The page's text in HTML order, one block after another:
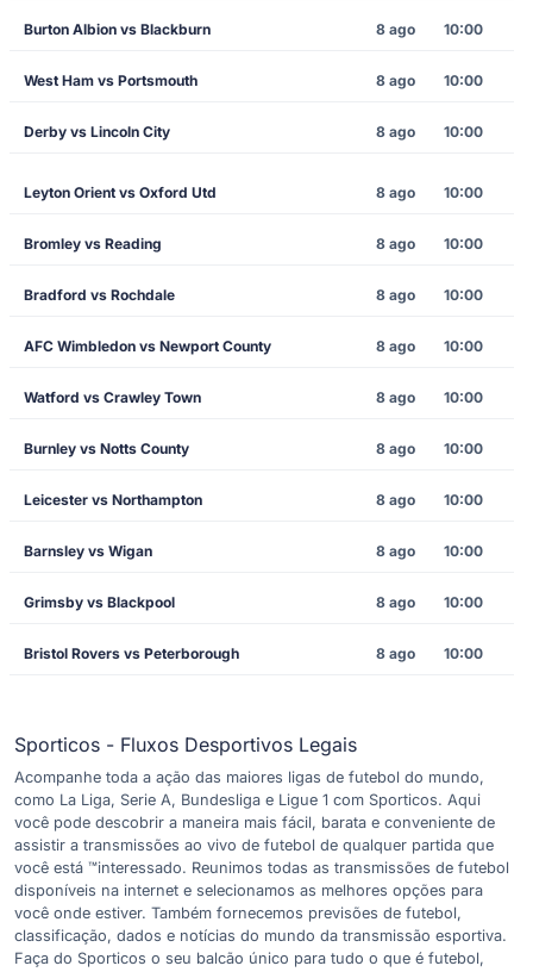
Burton Albion vs Blackburn 8 ago 10:00
West Ham vs Portsmouth 8 ago 10:00
Derby vs Lincoln City 8 ago 10:00
Leyton Orient vs Oxford Utd 8 ago 10:00
Bromley vs Reading 8 ago 10:00
Bradford vs Rochdale 8 ago 10:00
AFC Wimbledon vs Newport County 8 ago 10:00
Watford vs Crawley Town 8 ago 10:00
Burnley vs Notts County 8 ago 10:00
Leicester vs Northampton 8 ago 10:00
Barnsley vs Wigan 8 ago 10:00
Grimsby vs Blackpool 8 ago 10:00
Bristol Rovers vs Peterborough 8 ago 10:00
Sporticos - Fluxos Desportivos Legais
Acompanhe toda a ação das maiores ligas de futebol do mundo,
como La Liga, Serie A, Bundesliga e Ligue 1 com Sporticos. Aqui
você pode descobrir a maneira mais fácil, barata e conveniente de
assistir a transmissões ao vivo de futebol de qualquer partida que
você está ™interessado. Reunimos todas as transmissões de futebol
disponíveis na internet e selecionamos as melhores opções para
você onde estiver. Também fornecemos previsões de futebol,
classificação, dados e notícias do mundo da transmissão esportiva.
Faça do Sporticos o seu balcão único para tudo o que é futebol,